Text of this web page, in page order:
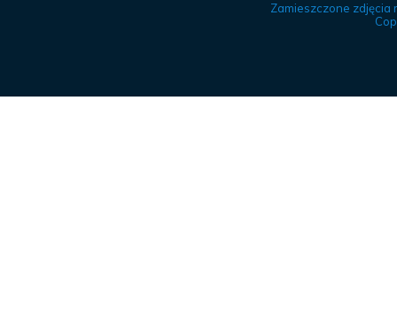
Zamieszczone